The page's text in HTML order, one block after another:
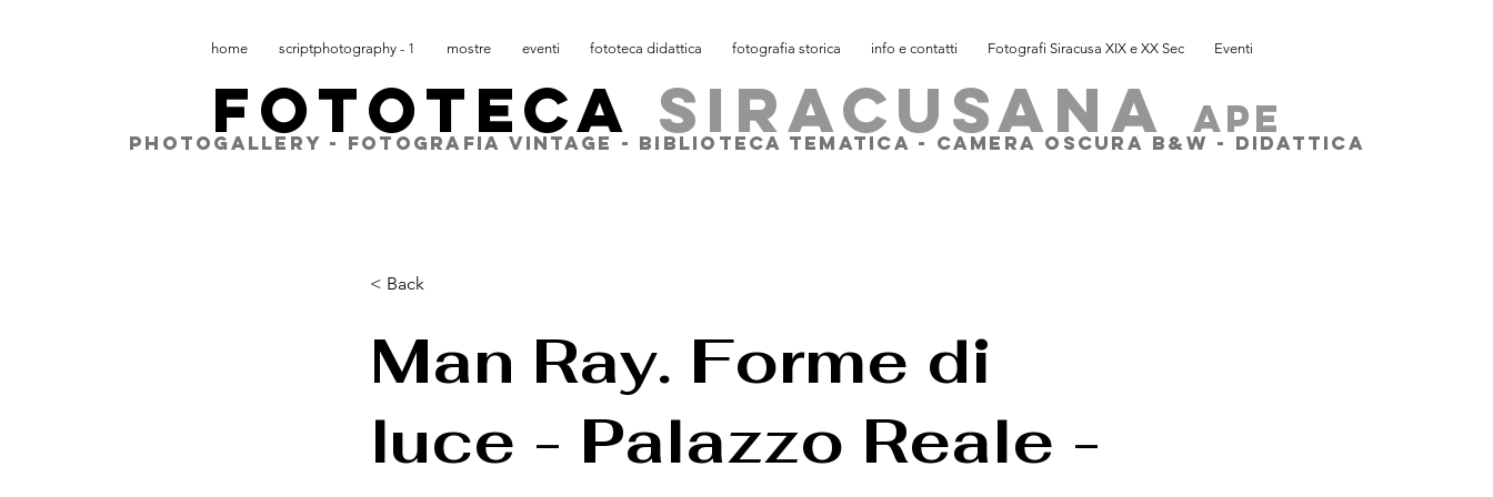
home scriptphotography - 1 mostre eventi fototeca didattica fotografia storica info e contatti Fotografi Siracusa XIX e XX Sec Eventi
FOTOTECA SIRACUSANAape
PHOTOGALLERY - FOTOGRAFIA VINTAGE - BIBLIOTECA TEMATICA - CAMERA OSCURA B&W - DIDATTICA
< Back
Man Ray. Forme di
luce - Palazzo Reale -